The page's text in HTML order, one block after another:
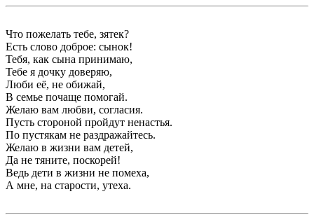
Что пожелать тебе, зятек?
Есть слово доброе: сынок!
Тебя, как сына принимаю,
Тебе я дочку доверяю,
Люби её, не обижай,
В семье почаще помогай.
Желаю вам любви, согласия.
Пусть стороной пройдут ненастья.
По пустякам не раздражайтесь.
Желаю в жизни вам детей,
Да не тяните, поскорей!
Ведь дети в жизни не помеха,
А мне, на старости, утеха.